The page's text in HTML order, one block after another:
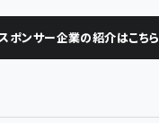
ポンサー企業の紹介はこちら